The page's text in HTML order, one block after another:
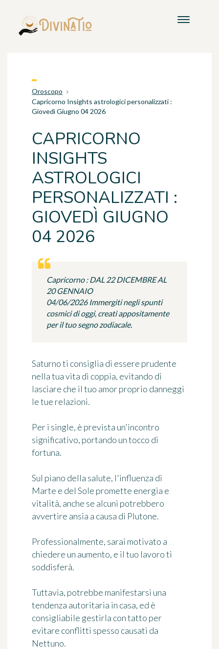
Oroscopo
Capricorno Insights astrologici personalizzati :
Giovedì Giugno 04 2026
CAPRICORNO
INSIGHTS
ASTROLOGICI
PERSONALIZZATI :
GIOVEDÌ GIUGNO
04 2026
Capricorno : DAL 22 DICEMBRE AL
20 GENNAIO
04/06/2026 Immergiti negli spunti
cosmici di oggi, creati appositamente
per il tuo segno zodiacale.
Saturno ti consiglia di essere prudente
nella tua vita di coppia, evitando di
lasciare che il tuo amor proprio danneggi
le tue relazioni.
Per i single, è prevista un'incontro
significativo, portando un tocco di
fortuna.
Sul piano della salute, l'influenza di
Marte e del Sole promette energia e
vitalità, anche se alcuni potrebbero
avvertire ansia a causa di Plutone.
Professionalmente, sarai motivato a
chiedere un aumento, e il tuo lavoro ti
soddisferà.
Tuttavia, potrebbe manifestarsi una
tendenza autoritaria in casa, ed è
consigliabile gestirla con tatto per
evitare conflitti spesso causati da
Nettuno.